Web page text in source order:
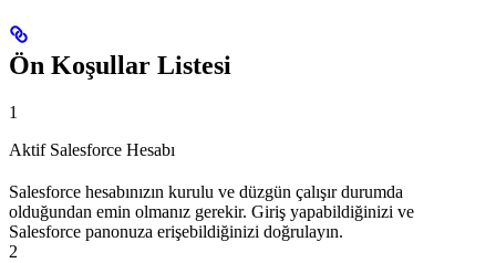
Ön Koşullar Listesi
1
Aktif Salesforce Hesabı
Salesforce hesabınızın kurulu ve düzgün çalışır durumda
olduğundan emin olmanız gerekir. Giriş yapabildiğinizi ve
Salesforce panonuza erişebildiğinizi doğrulayın.
2